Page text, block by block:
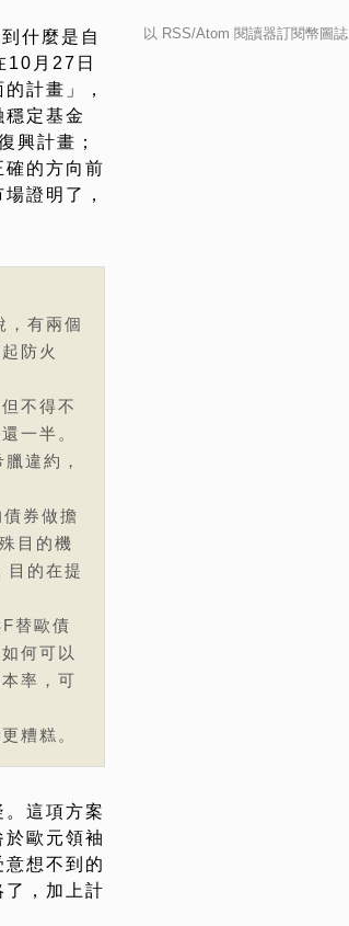
什麼是自
10月27日
計畫」，
定基金
興計畫；
的方向前
證明了，
，有兩個
防火
不得不
一半。
違約，
券做擔
目的機
目的在提
替歐債
何可以
率，可
糟糕。
這項方案
歐元領袖
想不到的
，加上計
以 RSS/Atom 閱讀器訂閱幣圖誌